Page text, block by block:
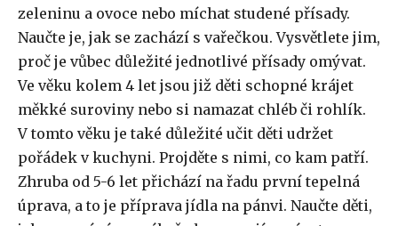
zeleninu a ovoce nebo míchat studené přísady.
Naučte je, jak se zachází s vařečkou. Vysvětlete jim,
proč je vůbec důležité jednotlivé přísady omývat.
Ve věku kolem 4 let jsou již děti schopné krájet
měkké suroviny nebo si namazat chléb či rohlík.
V tomto věku je také důležité učit děti udržet
pořádek v kuchyni. Projděte s nimi, co kam patří.
Zhruba od 5-6 let přichází na řadu první tepelná
úprava, a to je příprava jídla na pánvi. Naučte děti,